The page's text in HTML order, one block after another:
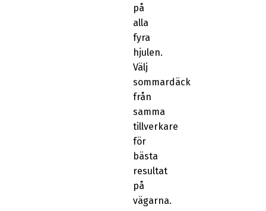
på
alla
fyra
hjulen.
Välj
sommardäck
från
samma
tillverkare
för
bästa
resultat
på
vägarna.